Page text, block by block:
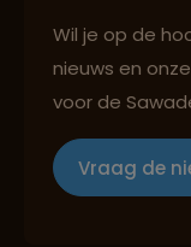
Wil je op de
nieuws en
voor de
Vraag de